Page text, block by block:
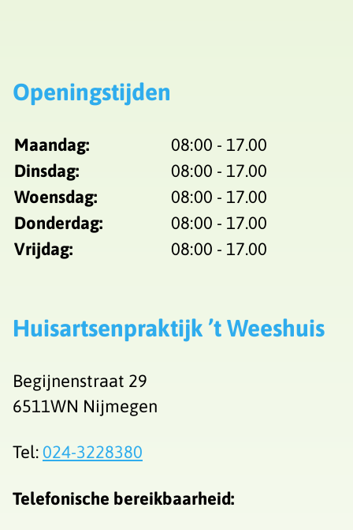
Openingstijden
Maandag:
08:00 - 17.00
Dinsdag:
08:00 - 17.00
Woensdag:
08:00 - 17.00
Donderdag:
08:00 - 17.00
Vrijdag:
08:00 - 17.00
Huisartsenpraktijk ’t Weeshuis
Begijnenstraat 29
6511WN Nijmegen
Tel: 024-3228380
Telefonische bereikbaarheid: